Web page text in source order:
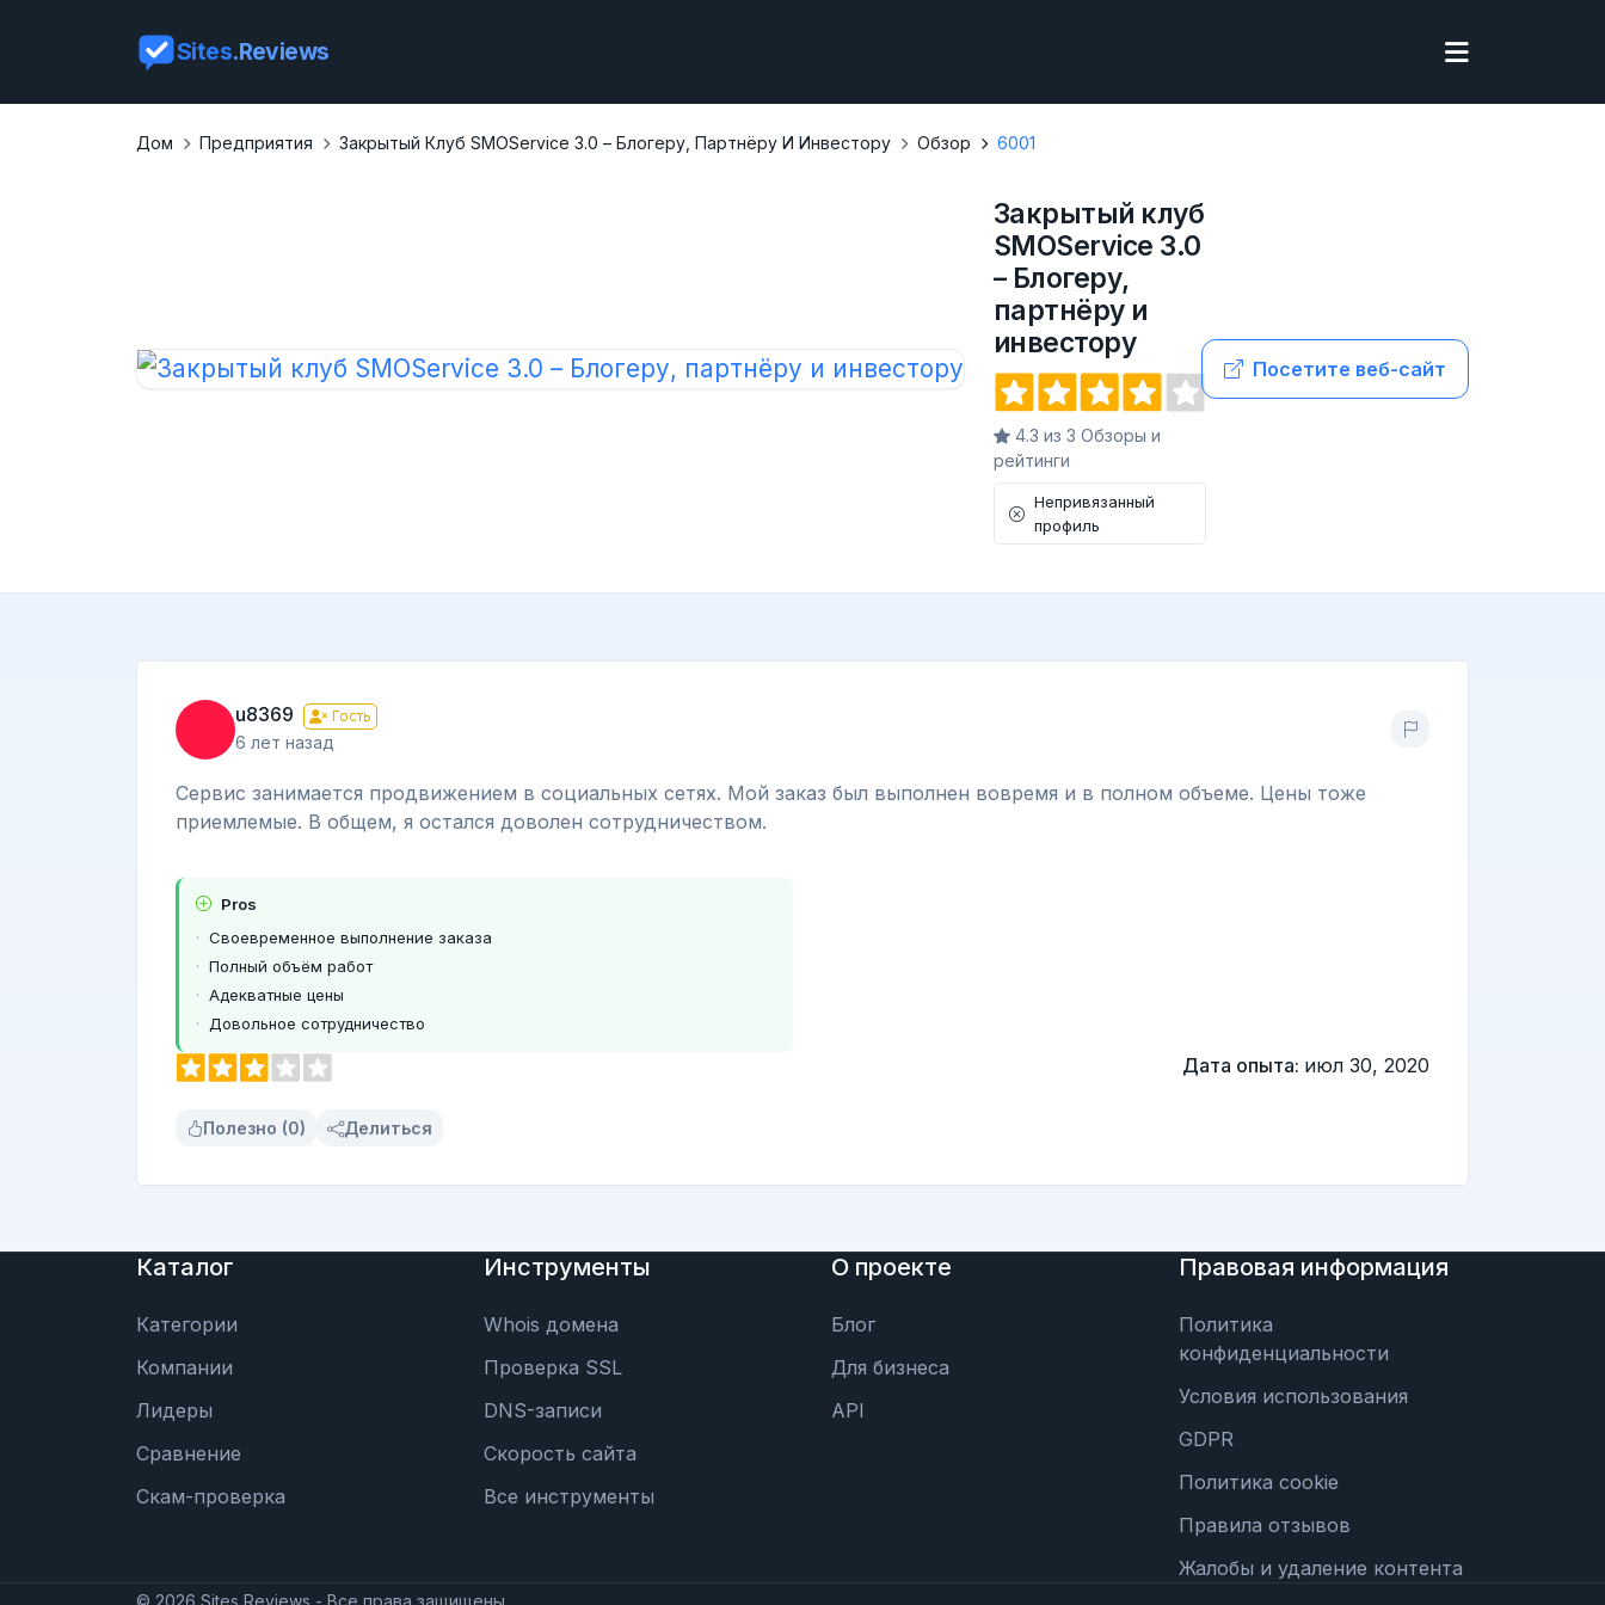
Sites.Reviews
Дом Предприятия Закрытый Клуб SMOService 3.0 – Блогеру, Партнёру И Инвестору Обзор 6001
Закрытый клуб
SMOService 3.0
– Блогеру,
партнёру и
инвестору
4.3 из 3 Обзоры и
рейтинги
Непривязанный
профиль
Посетите веб-сайт
u8369 Гость
6 лет назад
Сервис занимается продвижением в социальных сетях. Мой заказ был выполнен вовремя и в полном объеме. Цены тоже
приемлемые. В общем, я остался доволен сотрудничеством.
Pros
Своевременное выполнение заказа
Полный объём работ
Адекватные цены
Довольное сотрудничество
Дата опыта: июл 30, 2020
Полезно (0) Делиться
Каталог
Категории
Компании
Лидеры
Сравнение
Скам-проверка
Инструменты
Whois домена
Проверка SSL
DNS-записи
Скорость сайта
Все инструменты
О проекте
Блог
Для бизнеса
API
Правовая информация
Политика
конфиденциальности
Условия использования
GDPR
Политика cookie
Правила отзывов
Жалобы и удаление контента
© 2026 Sites Reviews - Все права защищены.